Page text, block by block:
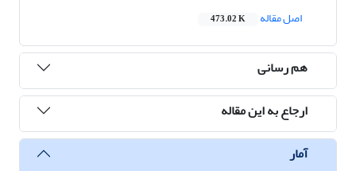
اصل مقاله
473.02 K
هم رسانی
ارجاع به این مقاله
آمار